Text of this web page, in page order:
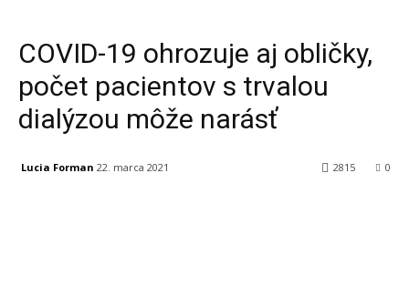
COVID-19 ohrozuje aj obličky,
počet pacientov s trvalou
dialýzou môže narásť
Lucia Forman 22. marca 2021 0
2815